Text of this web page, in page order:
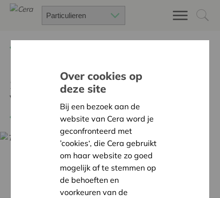
Samenwerking Cera & TEJO
Vlaanderen
Terug naar overzicht
Over cookies op
deze site
Bij een bezoek aan de
website van Cera word je
geconfronteerd met
’cookies‘, die Cera gebruikt
om haar website zo goed
mogelijk af te stemmen op
de behoeften en
voorkeuren van de